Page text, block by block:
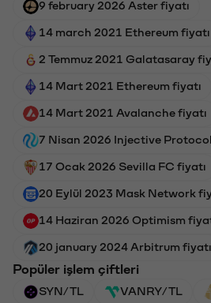
9 february 2026 Aster fiyatı
14 march 2021 Ethereum fiyatı
2 Temmuz 2021 Galatasaray
14 Mart 2021 Ethereum fiyatı
14 Mart 2021 Avalanche fiyatı
7 Nisan 2026 Injective
17 Ocak 2026 Sevilla FC fiyatı
20 Eylül 2023 Mask Network
14 Haziran 2026 Optimism
20 january 2024 Arbitrum fiyatı
Popüler işlem çiftleri
SYN/TL VANRY/TL